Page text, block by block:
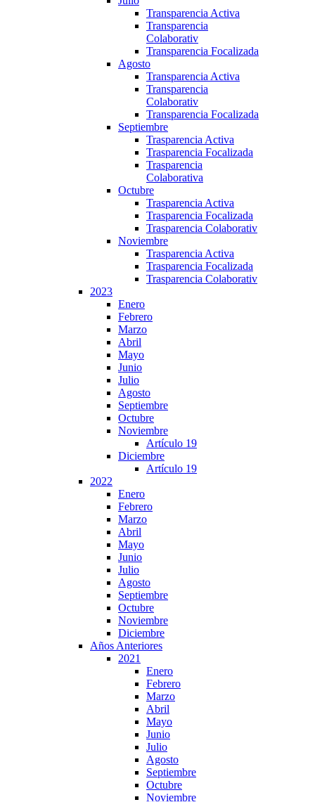
Transparencia Activa
Transparencia
Colaborativ
Transparencia Focalizada
Agosto
Transparencia Activa
Transparencia
Colaborativ
Transparencia Focalizada
Septiembre
Trasparencia Activa
Trasparencia Focalizada
Trasparencia
Colaborativa
Octubre
Trasparencia Activa
Trasparencia Focalizada
Trasparencia Colaborativ
Noviembre
Trasparencia Activa
Trasparencia Focalizada
Trasparencia Colaborativ
2023
Enero
Febrero
Marzo
Abril
Mayo
Junio
Julio
Agosto
Septiembre
Octubre
Noviembre
Artículo 19
Diciembre
Artículo 19
2022
Enero
Febrero
Marzo
Abril
Mayo
Junio
Julio
Agosto
Septiembre
Octubre
Noviembre
Diciembre
Años Anteriores
2021
Enero
Febrero
Marzo
Abril
Mayo
Junio
Julio
Agosto
Septiembre
Octubre
Noviembre